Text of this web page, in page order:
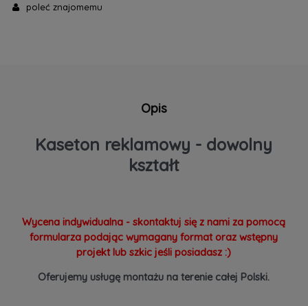
poleć znajomemu
Opis
Kaseton reklamowy - dowolny
kształt
Wycena indywidualna - skontaktuj się z nami za pomocą
formularza podając wymagany format oraz wstępny
projekt lub szkic jeśli posiadasz :)
Oferujemy usługę montażu na terenie całej Polski.